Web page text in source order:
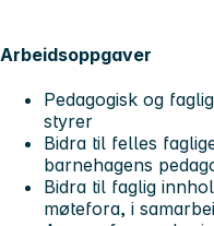
Arbeidsoppgaver
Pedagogisk og
styrer
Bidra til felles
barnehagens
Bidra til faglig
møtefora, i